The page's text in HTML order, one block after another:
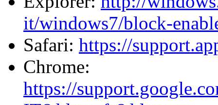
it/windows7/block-
Safari: https://
Chrome:
https://